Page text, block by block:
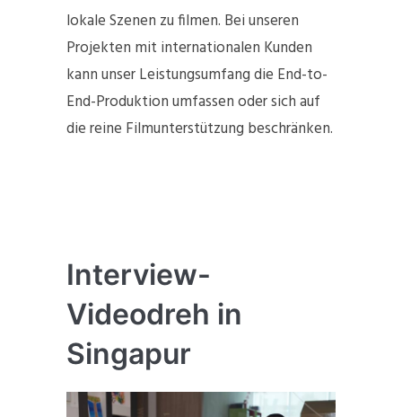
lokale Szenen zu filmen. Bei unseren
Projekten mit internationalen Kunden
kann unser Leistungsumfang die End-to-
End-Produktion umfassen oder sich auf
die reine Filmunterstützung beschränken.
Interview-
Videodreh in
Singapur